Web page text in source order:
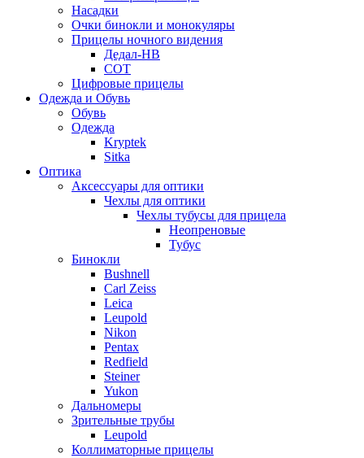
Насадки
Очки бинокли и монокуляры
Прицелы ночного видения
Дедал-НВ
СОТ
Цифровые прицелы
Одежда и Обувь
Обувь
Одежда
Kryptek
Sitka
Оптика
Аксессуары для оптики
Чехлы для оптики
Чехлы тубусы для прицела
Неопреновые
Тубус
Бинокли
Bushnell
Carl Zeiss
Leica
Leupold
Nikon
Pentax
Redfield
Steiner
Yukon
Дальномеры
Зрительные трубы
Leupold
Коллиматорные прицелы